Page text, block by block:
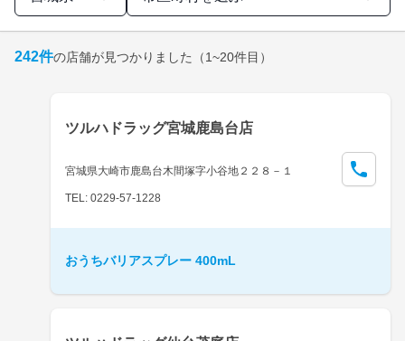
取扱店検索はこちら
242件の店舗が見つかりました （1~20件目）
ツルハドラッグ宮城鹿島台店
宮城県大崎市鹿島台木間塚字小谷地２２８－１
TEL: 0229-57-1228
おうちバリアスプレー 400mL